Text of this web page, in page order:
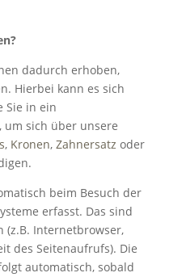
dadurch erhoben,
Hierbei kann es sich
Sie in ein
um sich über unsere
, Kronen, Zahnersatz oder
beim Besuch der
erfasst. Das sind
(z.B. Internetbrowser,
des Seitenaufrufs). Die
automatisch, sobald